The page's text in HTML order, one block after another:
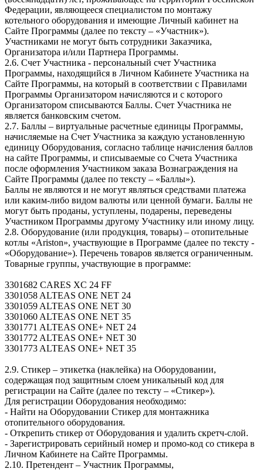
Федерации, являющееся специалистом по монтажу
котельного оборудования и имеющие Личный кабинет на
Сайте Программы (далее по тексту – «Участник»).
Участниками не могут быть сотрудники Заказчика,
Организатора и/или Партнера Программы.
2.6. Счет Участника - персональный счет Участника
Программы, находящийся в Личном Кабинете Участника на
Сайте Программы, на который в соответствии с Правилами
Программы Организатором начисляются и с которого
Организатором списываются Баллы. Счет Участника не
является банковским счетом.
2.7. Баллы – виртуальные расчетные единицы Программы,
начисляемые на Счет Участника за каждую установленную
единицу Оборудования, согласно таблице начисления баллов
на сайте Программы, и списываемые со Счета Участника
после оформления Участником заказа Вознаграждения на
Сайте Программы (далее по тексту – «Баллы»).
Баллы не являются и не могут являться средствами платежа
или каким-либо видом валюты или ценной бумаги. Баллы не
могут быть проданы, уступлены, подарены, переведены
Участником Программы другому Участнику или иному лицу.
2.8. Оборудование (или продукция, товары) – отопительные
котлы «Ariston», участвующие в Программе (далее по тексту -
«Оборудование»). Перечень товаров является ограниченным.
Товарные группы, участвующие в программе:
3301682 CARES XC 24 FF
3301058 ALTEAS ONE NET 24
3301059 ALTEAS ONE NET 30
3301060 ALTEAS ONE NET 35
3301771 ALTEAS ONE+ NET 24
3301772 ALTEAS ONE+ NET 30
3301773 ALTEAS ONE+ NET 35
2.9. Стикер – этикетка (наклейка) на Оборудовании,
содержащая под защитным слоем уникальный код для
регистрации на Сайте (далее по тексту – «Стикер»).
Для регистрации Оборудования необходимо:
- Найти на Оборудовании Стикер для монтажника
отопительного оборудования.
- Открепить стикер от Оборудования и удалить скретч-слой.
- Зарегистрировать серийный номер и промо-код со стикера в
Личном Кабинете на Сайте Программы.
2.10. Претендент – Участник Программы,